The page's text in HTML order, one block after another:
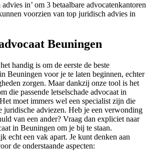
in’ om 3 betaalbare advocatenkantoren
voorzien van top juridisch advies in
Beuningen
handig is om de eerste de beste
Beuningen voor je te laten beginnen, echter
zorgen. Maar dankzij onze tool is het
die passende letselschade advocaat in
moet immers wel een specialist zijn die
juridische adviezen. Heb je een verwonding
van een ander? Vraag dan expliciet naar
in Beuningen om je bij te staan.
echt een vak apart. Je kunt denken aan
de onderstaande aspecten: